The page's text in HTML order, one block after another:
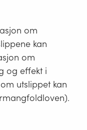
om
kan
om
og effekt i
utslippet kan